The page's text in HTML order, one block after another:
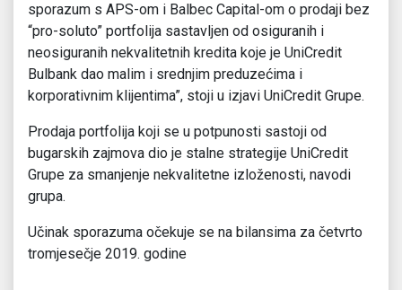
sporazum s APS-om i Balbec Capital-om o prodaji bez
“pro-soluto” portfolija sastavljen od osiguranih i
neosiguranih nekvalitetnih kredita koje je UniCredit
Bulbank dao malim i srednjim preduzećima i
korporativnim klijentima”, stoji u izjavi UniCredit Grupe.
Prodaja portfolija koji se u potpunosti sastoji od
bugarskih zajmova dio je stalne strategije UniCredit
Grupe za smanjenje nekvalitetne izloženosti, navodi
grupa.
Učinak sporazuma očekuje se na bilansima za četvrto
tromjesečje 2019. godine